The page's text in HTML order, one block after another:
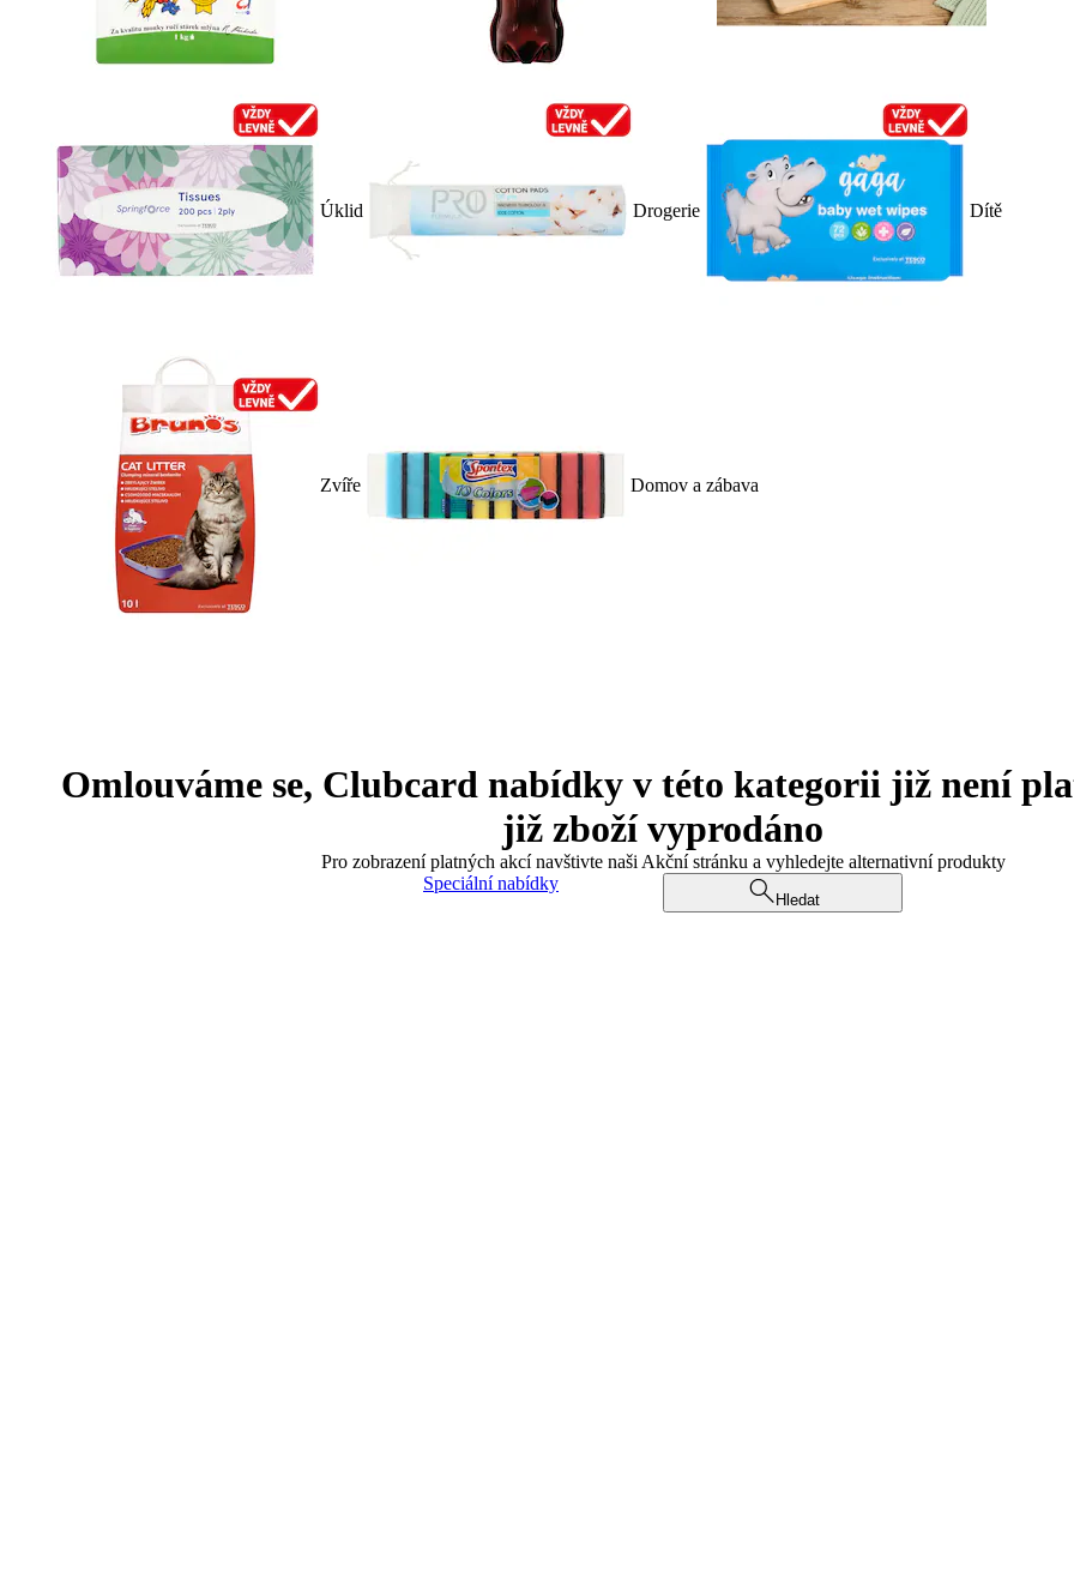
Úklid Drogerie Dítě
Zvíře Domov a zábava
Omlouváme se, Clubcard nabídky v této kategorii již není
již zboží vyprodáno
Pro zobrazení platných akcí navštivte naši Akční stránku a vyhledejte alternativní produkty
Speciální nabídky
Hledat